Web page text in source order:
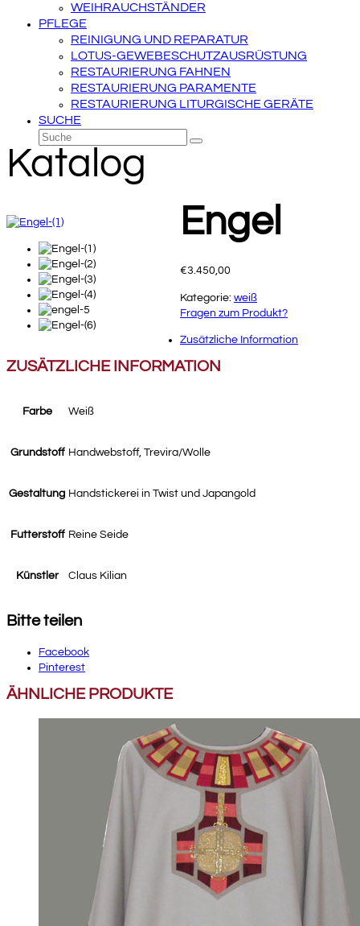
WEIHRAUCHSTÄNDER
PFLEGE
REINIGUNG UND REPARATUR
LOTUS-GEWEBESCHUTZAUSRÜSTUNG
RESTAURIERUNG FAHNEN
RESTAURIERUNG PARAMENTE
RESTAURIERUNG LITURGISCHE GERÄTE
SUCHE
Suche
Senden
Katalog
Engel
€3.450,00
Kategorie: weiß
Fragen zum Produkt?
Zusätzliche Information
ZUSÄTZLICHE INFORMATION
Farbe Weiß
Grundstoff Handwebstoff, Trevira/Wolle
Gestaltung Handstickerei in Twist und Japangold
Futterstoff Reine Seide
Künstler Claus Kilian
Bitte teilen
Facebook
Pinterest
ÄHNLICHE PRODUKTE